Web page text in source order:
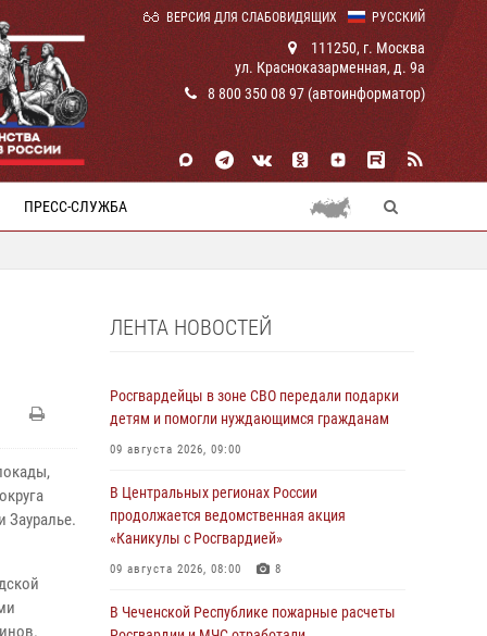
РУССКИЙ
ВЕРСИЯ ДЛЯ СЛАБОВИДЯЩИХ
111250, г. Москва
ул. Красноказарменная, д. 9а
8 800 350 08 97 (автоинформатор)
ПРЕСС-СЛУЖБА
Зауралье.
ЛЕНТА НОВОСТЕЙ
Росгвардейцы в зоне СВО передали подарки
детям и помогли нуждающимся гражданам
09 августа 2026, 09:00
В Центральных регионах России
продолжается ведомственная акция
«Каникулы с Росгвардией»
09 августа 2026, 08:00 8
В Чеченской Республике пожарные расчеты